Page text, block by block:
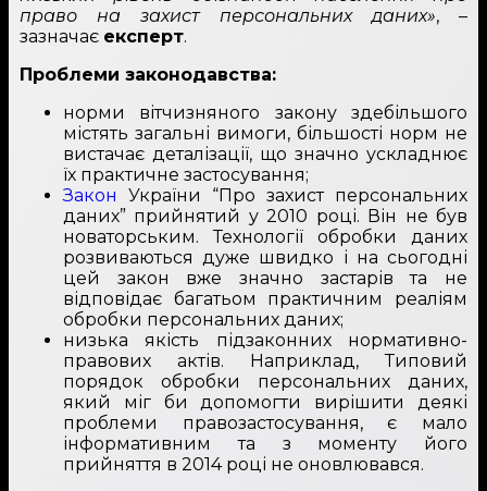
право на захист персональних даних», –
зазначає експерт.
Проблеми законодавства:
норми вітчизняного закону здебільшого
містять загальні вимоги, більшості норм не
вистачає деталізації, що значно ускладнює
їх практичне застосування;
Закон
України “Про захист персональних
даних” прийнятий у 2010 році. Він не був
новаторським. Технології обробки даних
розвиваються дуже швидко і на сьогодні
цей закон вже значно застарів та не
відповідає багатьом практичним реаліям
обробки персональних даних;
низька якість підзаконних нормативно-
правових актів. Наприклад, Типовий
порядок обробки персональних даних,
який міг би допомогти вирішити деякі
проблеми правозастосування, є мало
інформативним та з моменту його
прийняття в 2014 році не оновлювався.